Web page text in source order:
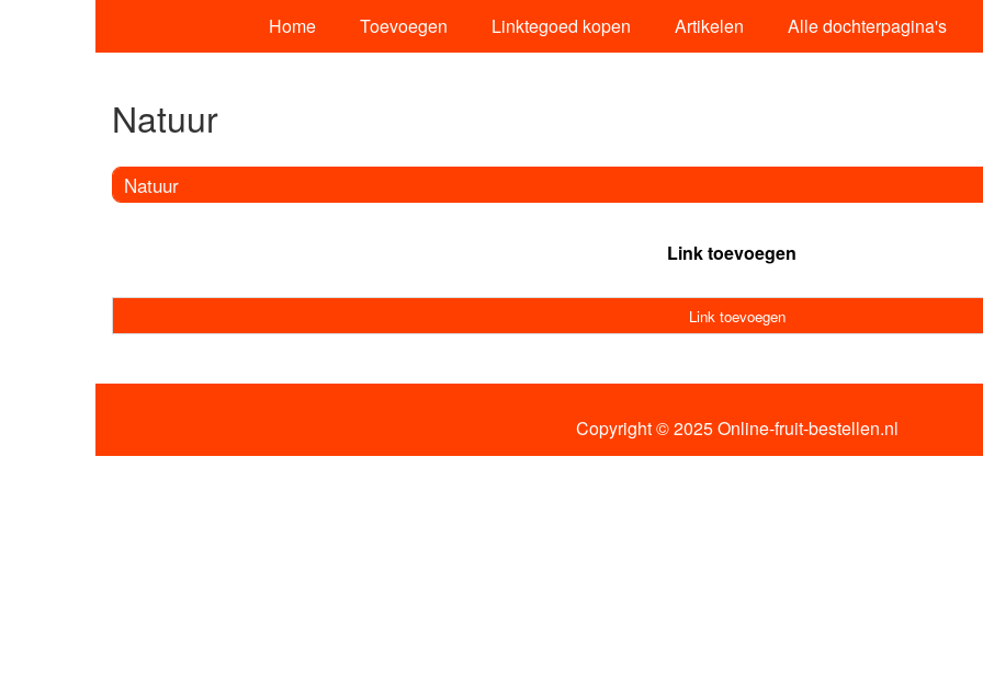
Home Toevoegen Linktegoed kopen Artikelen Alle dochterpagina's
Natuur
Natuur
Link toevoegen
Link toevoegen
Copyright © 2025 Online-fruit-bestellen.nl